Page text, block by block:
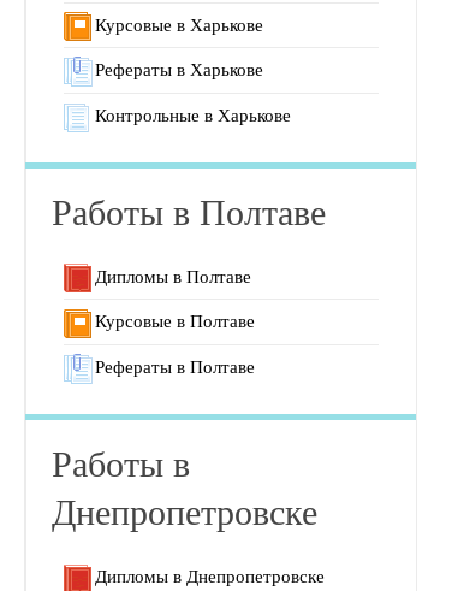
Курсовые в Харькове
Рефераты в Харькове
Контрольные в Харькове
Работы в Полтаве
Дипломы в Полтаве
Курсовые в Полтаве
Рефераты в Полтаве
Работы в
Днепропетровске
Дипломы в Днепропетровске